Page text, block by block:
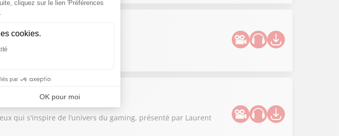
2 ans d’absence sur TF1
qui s'inspire de l’univers du gaming, présenté par Laurent